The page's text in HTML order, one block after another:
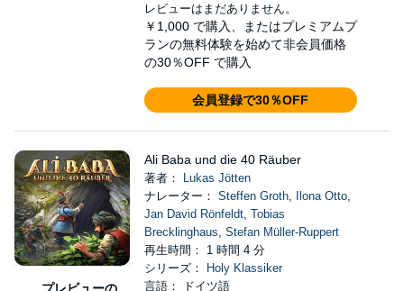
レビューはまだありません。
￥1,000 で購入、またはプレミアムプ
ランの無料体験を始めて非会員価格
の30％OFF で購入
会員登録で30％OFF
Ali Baba und die 40 Räuber
著者：
Lukas Jötten
ナレーター： Steffen Groth, Ilona Otto,
Jan David Rönfeldt, Tobias
Brecklinghaus, Stefan Müller-Ruppert
再生時間： 1 時間 4 分
シリーズ：
Holy Klassiker
言語： ドイツ語